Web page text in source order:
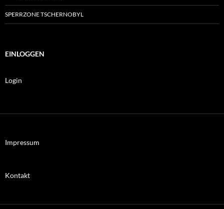
SPERRZONE TSCHERNOBYL
EINLOGGEN
Login
Impressum
Kontakt